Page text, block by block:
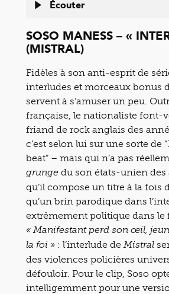
Écouter
SOSO MANESS – «
(MISTRAL)
Fidèles à son anti-esprit de
interludes et morceaux bonus
servent à s’amuser un peu.
française, le nationaliste font-
friand de rock anglais des
c’est selon lui sur une sorte de
beat” – mais qui n’a pas
grunge du son états-unien des
qu’il compose un titre à la fois
qu’un brin parodique dans
extrêmement politique dans le
« Manifestant perd son œil,
la foi » : l’interlude de Mistral
des violences policières
défouloir. Pour le clip, Soso
intelligemment pour une